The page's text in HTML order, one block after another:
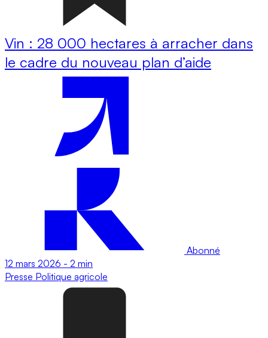
Vin : 28 000 hectares à arracher dans
le cadre du nouveau plan d’aide
Abonné
12 mars 2026 - 2 min
Presse Politique agricole